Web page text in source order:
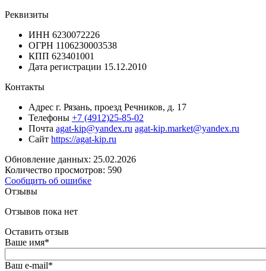
Реквизиты
ИНН 6230072226
ОГРН 1106230003538
КПП 623401001
Дата регистрации 15.12.2010
Контакты
Адрес г. Рязань, проезд Речников, д. 17
Телефоны +7 (4912)25-85-02
Почта agat-kip@yandex.ru agat-kip.market@yandex.ru
Сайт https://agat-kip.ru
Обновление данных: 25.02.2026
Количество просмотров: 590
Сообщить об ошибке
Отзывы
Отзывов пока нет
Оставить отзыв
Ваше имя*
Ваш e-mail*